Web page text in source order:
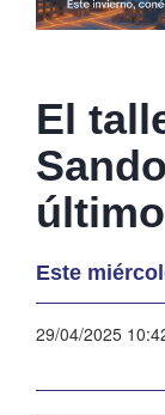
El
Este
29/04/2025